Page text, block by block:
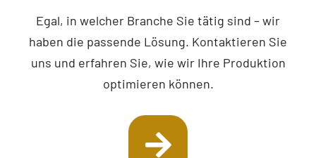
Egal, in welcher Branche Sie tätig sind – wir
haben die passende Lösung. Kontaktieren Sie
uns und erfahren Sie, wie wir Ihre Produktion
optimieren können.